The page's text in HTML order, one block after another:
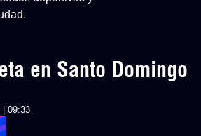
en Santo Domingo
| 09:33